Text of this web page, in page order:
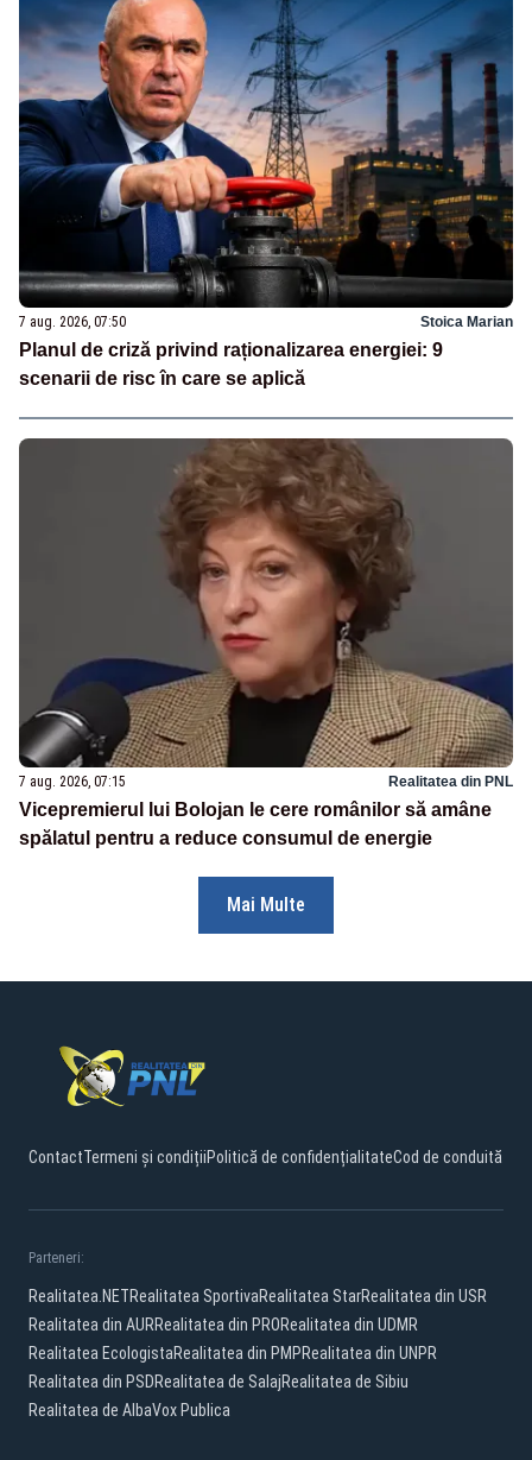
7 aug. 2026, 07:50 Stoica Marian
Planul de criză privind raționalizarea energiei: 9
scenarii de risc în care se aplică
7 aug. 2026, 07:15 Realitatea din PNL
Vicepremierul lui Bolojan le cere românilor să amâne
spălatul pentru a reduce consumul de energie
Mai Multe
ContactTermeni și condițiiPolitică de confidențialitateCod de conduită
Parteneri:
Realitatea.NETRealitatea SportivaRealitatea StarRealitatea din USR
Realitatea din AURRealitatea din PRORealitatea din UDMR
Realitatea EcologistaRealitatea din PMPRealitatea din UNPR
Realitatea din PSDRealitatea de SalajRealitatea de Sibiu
Realitatea de AlbaVox Publica